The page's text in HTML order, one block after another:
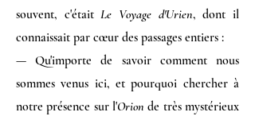
souvent, c'étaitLe Voyage d'Urien, dont il
connaissait par cœur des passages entiers :
— Qu'importe de savoir comment nous
sommes venus ici, et pourquoi chercher à
notre présence sur l'Orion de très mystérieux